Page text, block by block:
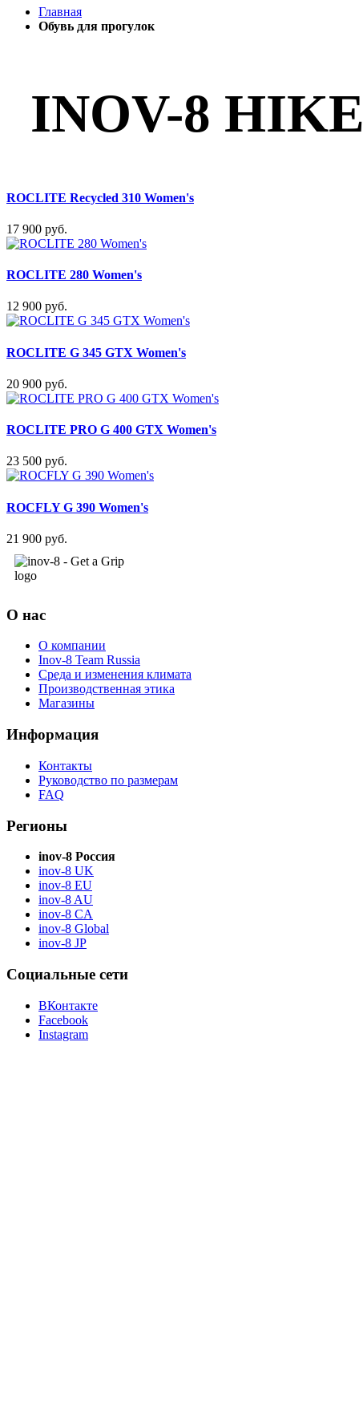
Главная
Обувь для прогулок
INOV-8 HIKE
ROCLITE Recycled 310 Women's
17 900 руб.
ROCLITE 280 Women's
12 900 руб.
ROCLITE G 345 GTX Women's
20 900 руб.
ROCLITE PRO G 400 GTX Women's
23 500 руб.
ROCFLY G 390 Women's
21 900 руб.
О нас
О компании
Inov-8 Team Russia
Среда и изменения климата
Производственная этика
Магазины
Информация
Контакты
Руководство по размерам
FAQ
Регионы
inov-8 Россия
inov-8 UK
inov-8 EU
inov-8 AU
inov-8 CA
inov-8 Global
inov-8 JP
Социальные сети
ВКонтакте
Facebook
Instagram